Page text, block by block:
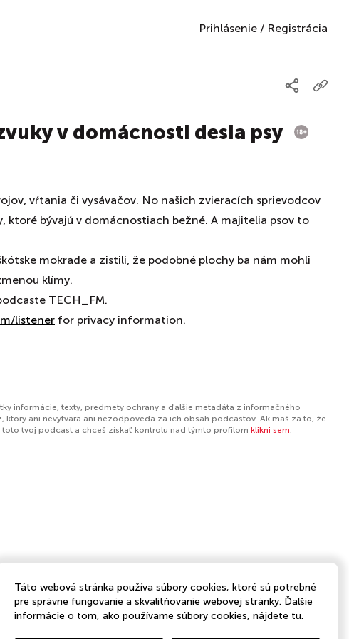
Prihlásenie / Registrácia
v domácnosti desia psy
vŕtania či vysávačov. No našich zvieracích sprievodcov
ktoré bývajú v domácnostiach bežné. A majitelia psov to
mokrade a zistili, že podobné plochy ba nám mohli
klímy.
TECH_FM.
listener for privacy information.
informácie, texty, predmety ochrany a ďalšie metadáta z informačného
ani nevytvára ani nezodpovedá za ich obsah podcastov. Ak máš za to, že
toto tvoj podcast a chceš získať kontrolu nad týmto profilom klikni sem.
Táto webová stránka používa súbory cookies, ktoré sú potrebné
pre správne fungovanie a skvalitňovanie webovej stránky. Ďalšie
informácie o tom, ako používame súbory cookies, nájdete tu.